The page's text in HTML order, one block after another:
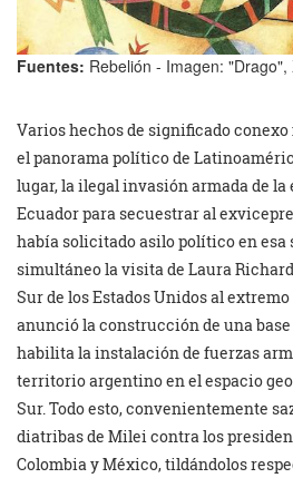
Fuentes: Rebelión - Imagen:
Varios hechos de significado
el panorama político de
lugar, la ilegal invasión armada de
Ecuador para secuestrar al
había solicitado asilo político en esa
simultáneo la visita de Laura
Sur de los Estados Unidos al
anunció la construcción de una base
habilita la instalación de fuerzas
territorio argentino en el espacio
Sur. Todo esto, convenientemente
diatribas de Milei contra los
Colombia y México, tildándolos